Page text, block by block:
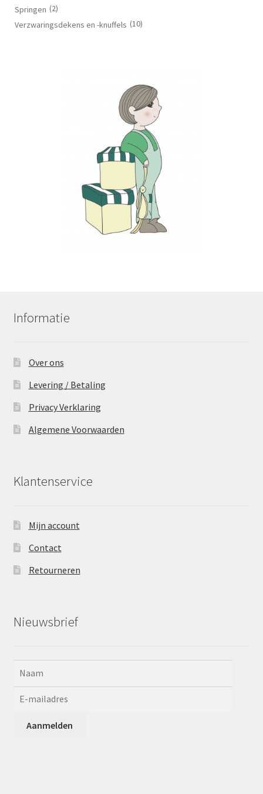
Springen (2)
Verzwaringsdekens en -knuffels (10)
Informatie
Over ons
Levering / Betaling
Privacy Verklaring
Algemene Voorwaarden
Klantenservice
Mijn account
Contact
Retourneren
Nieuwsbrief